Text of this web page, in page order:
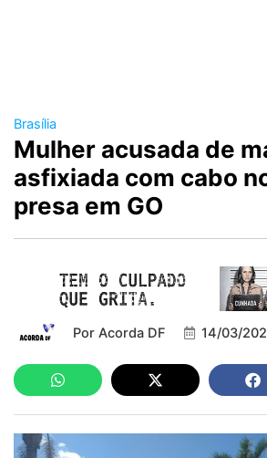
Brasília
Mulher acusada de
asfixiada com cabo
presa em GO
Por Acorda DF 14/03/